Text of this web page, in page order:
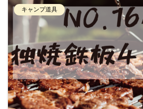
キャンプ道具